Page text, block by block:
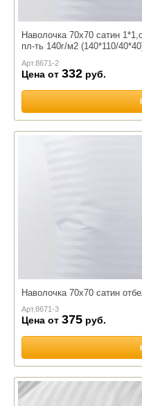
Наволочка 70х70 сатин
пл-ть 140г/м2 (140*110/
Арт.8671-2
Цена от 332 руб.
Наволочка 70х70 сатин
Арт.8671-3
Цена от 375 руб.